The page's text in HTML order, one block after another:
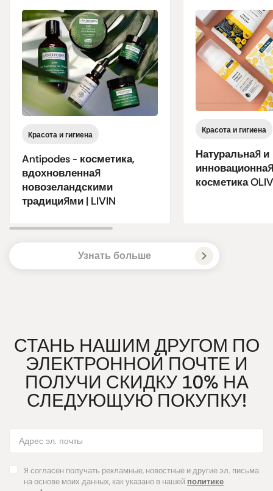
Красота и гигиена
Antipodes - косметика,
вдохновленная
новозеландскими
традициями | LIVIN
Красота и гигиена
Натуральная и
инновационная
косметика
Узнать больше
СТАНЬ НАШИМ ДРУГОМ ПО
ЭЛЕКТРОННОЙ ПОЧТЕ И
ПОЛУЧИ СКИДКУ 10% НА
СЛЕДУЮЩУЮ ПОКУПКУ!
Я согласен получать рекламные, новостные и другие эл. письма
на основе моих данных, как указано в нашей политике